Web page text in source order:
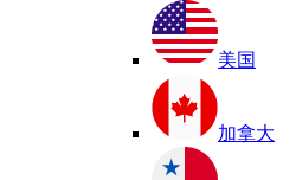
美国
加拿大